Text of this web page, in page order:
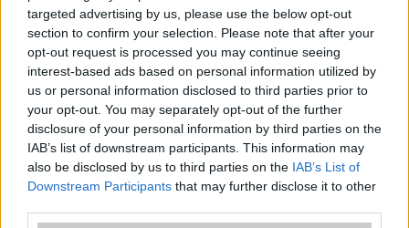
targeted advertising by us, please use the below opt-out
section to confirm your selection. Please note that after your
opt-out request is processed you may continue seeing
interest-based ads based on personal information utilized by
us or personal information disclosed to third parties prior to
your opt-out. You may separately opt-out of the further
disclosure of your personal information by third parties on the
IAB’s list of downstream participants. This information may
also be disclosed by us to third parties on the IAB’s List of
Downstream Participants that may further disclose it to other
MLO (Multi-Link Operation) működése
Mennyibe kerül
Keressen a telefonboltok ajánlatai között!